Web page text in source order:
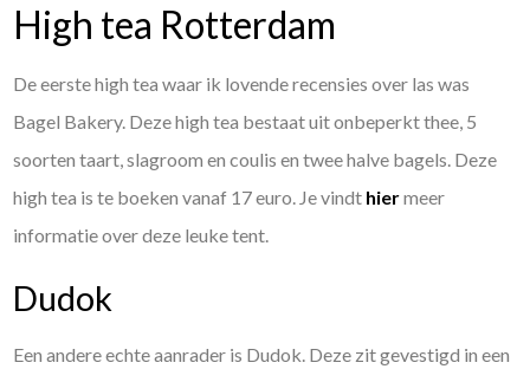
High tea Rotterdam
De eerste high tea waar ik lovende recensies over las was
Bagel Bakery. Deze high tea bestaat uit onbeperkt thee, 5
soorten taart, slagroom en coulis en twee halve bagels. Deze
high tea is te boeken vanaf 17 euro. Je vindt hiermeer
informatie over deze leuke tent.
Dudok
Een andere echte aanrader is Dudok. Deze zit gevestigd in een